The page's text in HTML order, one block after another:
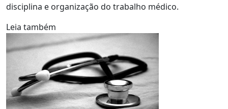
disciplina e organização do trabalho médico.
Leia também